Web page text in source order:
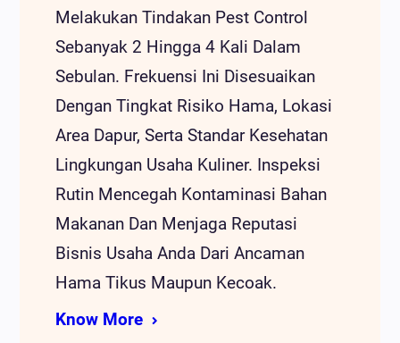
Melakukan Tindakan Pest Control
Sebanyak 2 Hingga 4 Kali Dalam
Sebulan. Frekuensi Ini Disesuaikan
Dengan Tingkat Risiko Hama, Lokasi
Area Dapur, Serta Standar Kesehatan
Lingkungan Usaha Kuliner. Inspeksi
Rutin Mencegah Kontaminasi Bahan
Makanan Dan Menjaga Reputasi
Bisnis Usaha Anda Dari Ancaman
Hama Tikus Maupun Kecoak.
Know More